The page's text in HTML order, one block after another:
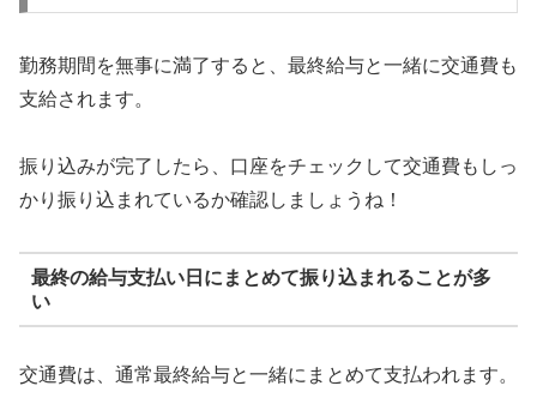
勤務期間を無事に満了すると、最終給与と一緒に交通費も
支給されます。
振り込みが完了したら、口座をチェックして交通費もしっ
かり振り込まれているか確認しましょうね！
最終の給与支払い日にまとめて振り込まれることが多
い
交通費は、通常最終給与と一緒にまとめて支払われます。